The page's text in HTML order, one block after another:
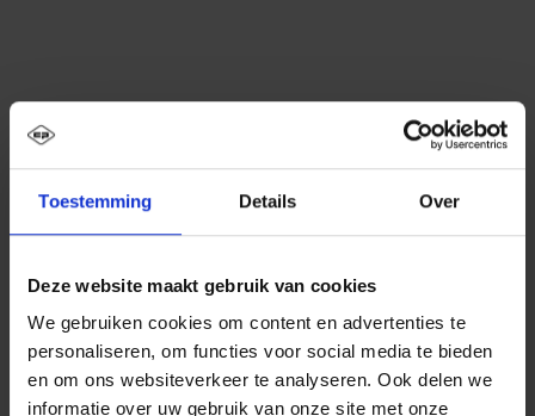
Toestemming Details Over
Deze website maakt gebruik van cookies
We gebruiken cookies om content en advertenties te
personaliseren, om functies voor social media te bieden
en om ons websiteverkeer te analyseren. Ook delen we
informatie over uw gebruik van onze site met onze
Beschrijving
vakken voor 1 persoon, voor het apart opbergen